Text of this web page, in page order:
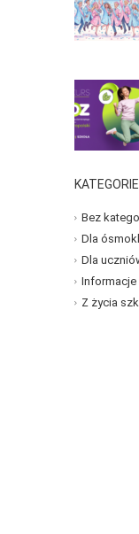
KATEGORIE
Bez
Dla
Dla
Z życia